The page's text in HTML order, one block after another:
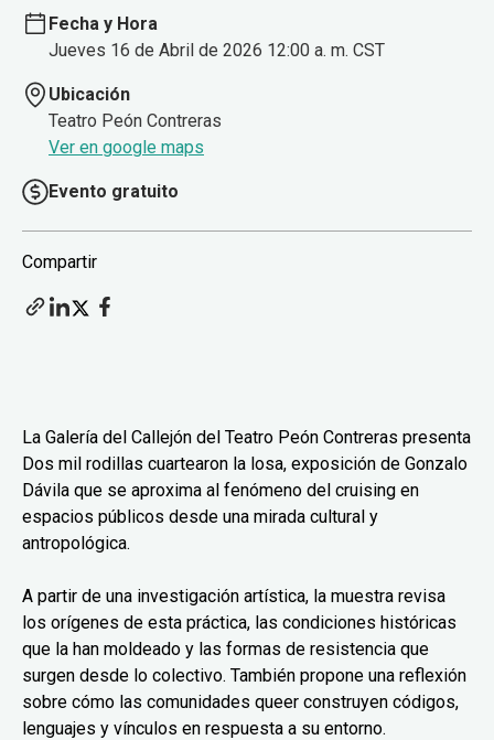
Fecha y Hora
Jueves 16 de Abril de 2026 12:00 a. m. CST
Ubicación
Teatro Peón Contreras
Ver en google maps
Evento gratuito
Compartir
La Galería del Callejón del Teatro Peón Contreras presenta
Dos mil rodillas cuartearon la losa, exposición de Gonzalo
Dávila que se aproxima al fenómeno del cruising en
espacios públicos desde una mirada cultural y
antropológica.
A partir de una investigación artística, la muestra revisa
los orígenes de esta práctica, las condiciones históricas
que la han moldeado y las formas de resistencia que
surgen desde lo colectivo. También propone una reflexión
sobre cómo las comunidades queer construyen códigos,
lenguajes y vínculos en respuesta a su entorno.